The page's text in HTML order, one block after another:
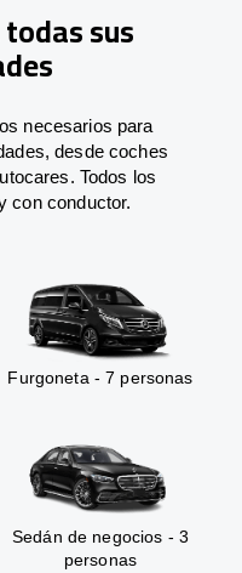
sus
necesarios para
desde coches
Todos los
con conductor.
Furgoneta - 7 personas
Sedán de negocios - 3
personas